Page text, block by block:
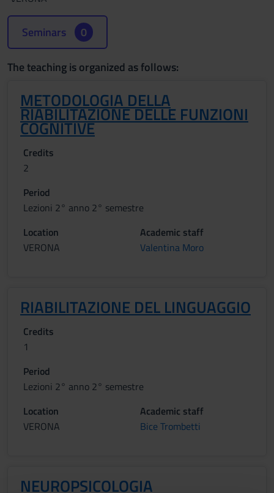
Seminars 0
The teaching is organized as follows:
METODOLOGIA DELLA
RIABILITAZIONE DELLE FUNZIONI
COGNITIVE
Credits
2
Period
Lezioni 2° anno 2° semestre
Location
VERONA
Academic staff
Valentina Moro
RIABILITAZIONE DEL LINGUAGGIO
Credits
1
Period
Lezioni 2° anno 2° semestre
Location
VERONA
Academic staff
Bice Trombetti
NEUROPSICOLOGIA